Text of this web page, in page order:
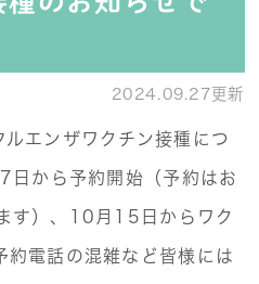
2024.09.27更新
エンザワクチン接種につ
日から予約開始（予約はお
す）、10月15日からワク
約電話の混雑など皆様には